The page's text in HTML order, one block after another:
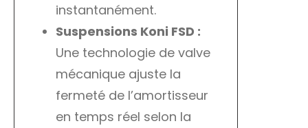
instantanément.
Suspensions Koni FSD :
Une technologie de valve
mécanique ajuste la
fermeté de l’amortisseur
en temps réel selon la